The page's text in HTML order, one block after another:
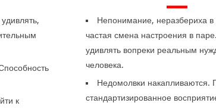
к
—
Непонимание, неразбериха в
частая смена настроения в
удивлять вопреки реальным
человека.
Недомолвки накапливаются.
стандартизированное